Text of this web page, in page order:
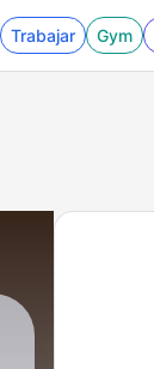
Trabajar Gym